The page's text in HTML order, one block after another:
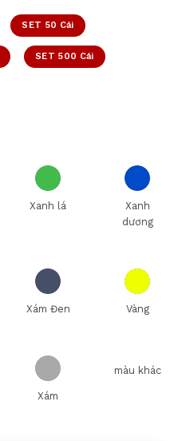
SET 50 Cái
SET 500 Cái
Xanh lá
Xanh
dương
Xám Đen Vàng
Xám
màu khác